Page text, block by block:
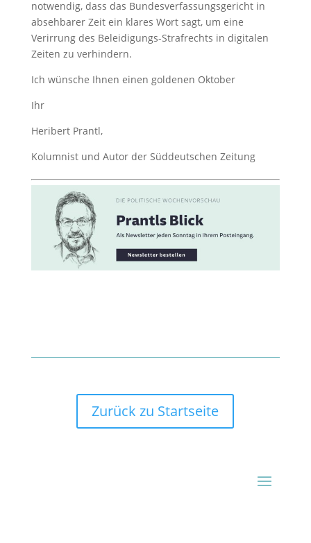
notwendig, dass das Bundesverfassungsgericht in
absehbarer Zeit ein klares Wort sagt, um eine
Verirrung des Beleidigungs-Strafrechts in digitalen
Zeiten zu verhindern.
Ich wünsche Ihnen einen goldenen Oktober
Ihr
Heribert Prantl,
Kolumnist und Autor der Süddeutschen Zeitung
Zurück zu Startseite